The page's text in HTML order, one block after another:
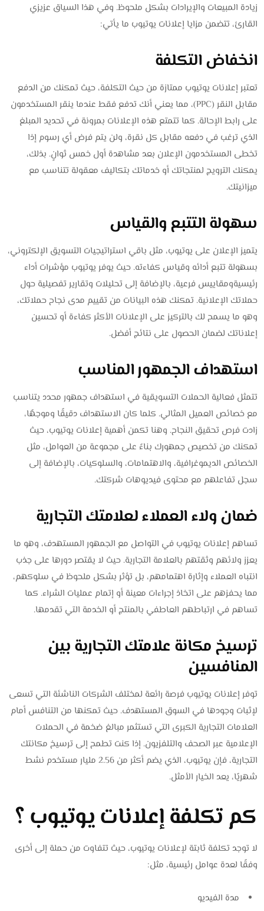
زيادة المبيعات والإيرادات بشكل ملحوظ. وفي هذا السياق عزيزي
القارئ، تتضمن مزايا إعلانات يوتيوب ما يأتي:
انخفاض التكلفة
تعتبر إعلانات يوتيوب ممتازة من حيث التكلفة، حيث تمكنك من الدفع
مقابل النقر (PPC)، مما يعني أنك تدفع فقط عندما ينقر المستخدمون
على رابط الإحالة. كما تتمتع هذه الإعلانات بمرونة في تحديد المبلغ
الذي ترغب في دفعه مقابل كل نقرة، ولن يتم فرض أي رسوم إذا
تخطى المستخدمون الإعلان بعد مشاهدة أول خمس ثوانٍ. بذلك،
يمكنك الترويج لمنتجاتك أو خدماتك بتكاليف معقولة تتناسب مع
ميزانيتك.
سهولة التتبع والقياس
يتميز الإعلان على يوتيوب، مثل باقي استراتيجيات التسويق الإلكتروني،
بسهولة تتبع أدائه وقياس كفاءته. حيث يوفر يوتيوب مؤشرات أداء
رئيسيةومقاييس فرعية، بالإضافة إلى تحليلات وتقارير تفصيلية حول
حملاتك الإعلانية. تمكنك هذه البيانات من تقييم مدى نجاح حملاتك،
وهو ما يسمح لك بالتركيز على الإعلانات الأكثر كفاءة أو تحسين
إعلاناتك لضمان الحصول على نتائج أفضل.
استهداف الجمهور المناسب
تتمثل فعالية الحملات التسويقية في استهداف جمهور محدد يتناسب
مع خصائص العميل المثالي. كلما كان الاستهداف دقيقًا وموجهًا،
زادت فرص تحقيق النجاح. وهنا تكمن أهمية إعلانات يوتيوب، حيث
تمكنك من تخصيص جمهورك بناءً على مجموعة من العوامل، مثل
الخصائص الديموغرافية، والاهتمامات، والسلوكيات، بالإضافة إلى
سجل تفاعلهم مع محتوى فيديوهات شركتك.
ضمان ولاء العملاء لعلامتك التجارية
تساهم إعلانات يوتيوب في التواصل مع الجمهور المستهدف، وهو ما
يعزز ولائهم وثقتهم بالعلامة التجارية. حيث لا يقتصر دورها على جذب
انتباه العملاء وإثارة اهتمامهم، بل تؤثر بشكل ملحوظ في سلوكهم،
مما يحفزهم على اتخاذ إجراءات معينة أو إتمام عمليات الشراء. كما
تساهم في ارتباطهم العاطفي بالمنتج أو الخدمة التي تقدمها.
ترسيخ مكانة علامتك التجارية بين
المنافسين
توفر إعلانات يوتيوب فرصة رائعة لمختلف الشركات الناشئة التي تسعى
لإثبات وجودها في السوق المستهدف. حيث تمكنها من التنافس أمام
العلامات التجارية الكبرى التي تستثمر مبالغ ضخمة في الحملات
الإعلامية عبر الصحف والتلفزيون. إذا كنت تطمح إلى ترسيخ مكانتك
التجارية، فإن يوتيوب، الذي يضم أكثر من 2.56 مليار مستخدم نشط
شهريًا، يعد الخيار الأمثل.
كم تكلفة إعلانات يوتيوب ؟
لا توجد تكلفة ثابتة لإعلانات يوتيوب، حيث تتفاوت من حملة إلى أخرى
وفقًا لعدة عوامل رئيسية، مثل:
مدة الفيديو